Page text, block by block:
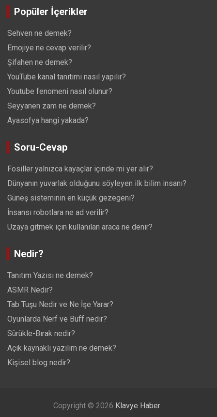
Popüler İçerikler
Sehven ne demek?
Emojiye ne cevap verilir?
Şifahen ne demek?
YouTube kanal tanıtımı nasıl yapılır?
Youtube fenomeni nasıl olunur?
Seyyanen zam ne demek?
Ayasofya hangi yakada?
Soru-Cevap
Fosiller yalnızca kayaçlar içinde mi yer alır?
Dünyanın yuvarlak olduğunu söyleyen ilk bilim insanı?
Güneş sisteminin en küçük gezegeni?
İnsansı robotlara ne ad verilir?
Uzaya gitmek için kullanılan araca ne denir?
Nedir?
Tanıtım Yazısı ne demek?
ASMR Nedir?
Tab Tuşu Nedir ve Ne İşe Yarar?
Oyunlarda Nerf ve Buff nedir?
Sürükle-Bırak nedir?
Açık kaynaklı yazılım ne demek?
Kişisel blog nedir?
Copyright © 2026 Klavye Haber